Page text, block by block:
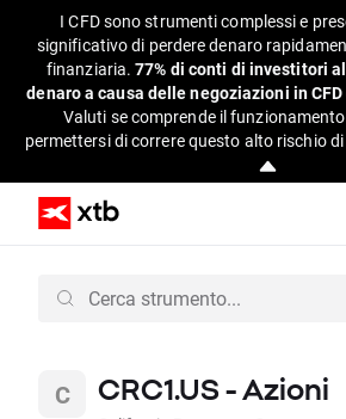
I CFD sono strumenti complessi e
significativo di perdere denaro
finanziaria.77% di conti di investitori
denaro a causa delle negoziazioni in
Valuti se comprende il funzionamento
permettersi di correre questo alto rischio
CRC1.US - Azioni